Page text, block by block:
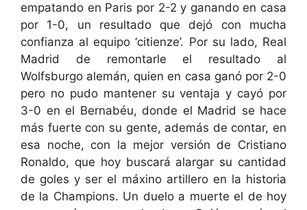
empatando en Paris por 2-2 y ganando en casa
por 1-0, un resultado que dejó con mucha
confianza al equipo ‘citienze’. Por su lado, Real
Madrid de remontarle el resultado al
Wolfsburgo alemán, quien en casa ganó por 2-0
pero no pudo mantener su ventaja y cayó por
3-0 en el Bernabéu, donde el Madrid se hace
más fuerte con su gente, además de contar, en
esa noche, con la mejor versión de Cristiano
Ronaldo, que hoy buscará alargar su cantidad
de goles y ser el máxino artillero en la historia
de la Champions. Un duelo a muerte el de hoy